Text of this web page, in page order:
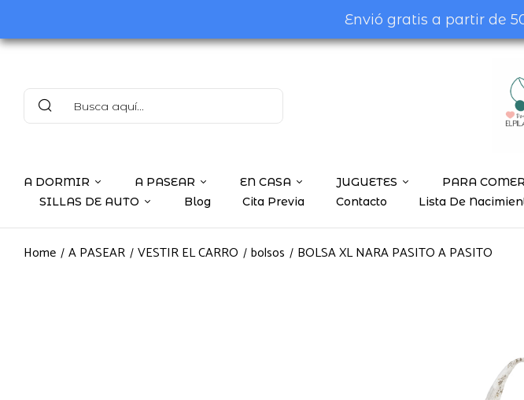
Envió gratis a partir de
A DORMIR A PASEAR EN CASA JUGUETES PARA COMER
SILLAS DE AUTO
Blog Cita Previa Contacto Lista De
Home A PASEAR VESTIR EL CARRO bolsos BOLSA XL NARA PASITO A PASITO